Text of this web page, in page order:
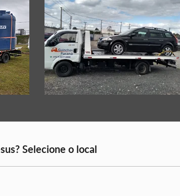
Selecione o local